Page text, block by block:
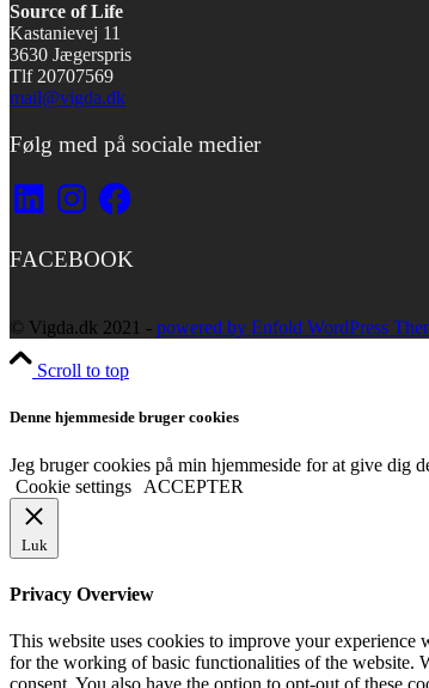
Source of Life
Kastanievej 11
3630 Jægerspris
Tlf 20707569
mail@vigda.dk
Følg med på sociale medier
LinkedInInstagramFacebook
FACEBOOK
© Vigda.dk 2021 - powered by Enfold WordPress
Scroll to top
Denne hjemmeside bruger cookies
Jeg bruger cookies på min hjemmeside for at give dig
Cookie settings
ACCEPTER
Luk
Privacy Overview
This website uses cookies to improve your experience
for the working of basic functionalities of the website.
consent. You also have the option to opt-out of these